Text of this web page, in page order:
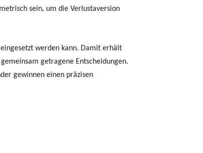
sein, um die Verlustaversion
werden kann. Damit erhält
getragene Entscheidungen.
gewinnen einen präzisen